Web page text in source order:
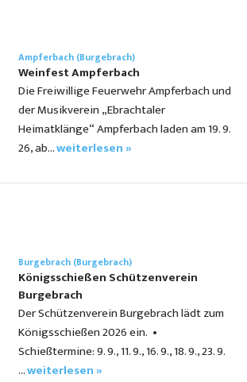
Ampferbach (Burgebrach)
Weinfest Ampferbach
Die Freiwillige Feuerwehr Ampferbach und
der Musikverein „Ebrachtaler
Heimatklänge“ Ampferbach laden am 19. 9.
26, ab…weiterlesen »
Burgebrach (Burgebrach)
Königsschießen Schützenverein
Burgebrach
Der Schützenverein Burgebrach lädt zum
Königsschießen 2026 ein. •
Schießtermine: 9. 9., 11. 9., 16. 9., 18. 9., 23. 9.
…weiterlesen »